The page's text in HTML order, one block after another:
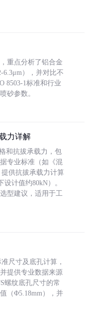
重点分析了铝合金
6.3μm），并对比不
8503-1标准和行业
砂参数。
力详解
和抗拔承载力，包
专业标准（如《混
提供抗拔承载力计算
计值约80kN）。
型建议，适用于工
尺寸及底孔计算，
提供专业数据来源
螺纹底孔尺寸的常
（Φ5.18mm），并